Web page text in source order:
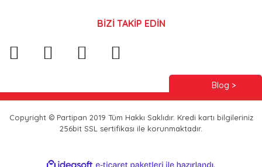
BİZİ TAKİP EDİN
Copyright © Partipan 2019 Tüm Hakkı Saklıdır. Kredi kartı bilgileriniz
256bit SSL sertifikası ile korunmaktadır.
Blog >
ideasoft e-